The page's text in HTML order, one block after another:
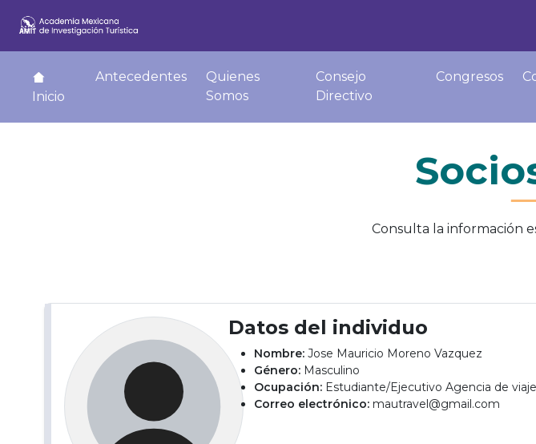
Inicio
Antecedentes
Quienes
Somos
Consejo
Directivo
Congresos
Consulta la información
Datos del individuo
Nombre: Jose Mauricio Moreno Vazquez
Género: Masculino
Ocupación: Estudiante/Ejecutivo Agencia de
Correo electrónico: mautravel@gmail.com